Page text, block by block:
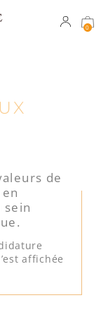
0
de
sein
affichée